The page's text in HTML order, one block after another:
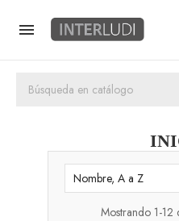

Nombre, A a Z
Mostrando 1-